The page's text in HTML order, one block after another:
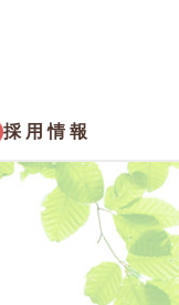
採用情報